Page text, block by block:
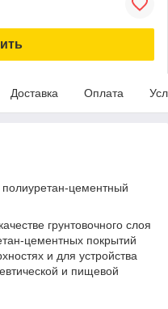
Доставка Оплата
цементный
грунтовочного слоя
цементных покрытий
и для устройства
и пищевой